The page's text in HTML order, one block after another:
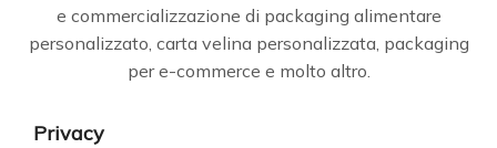
e commercializzazione di packaging alimentare
personalizzato, carta velina personalizzata, packaging
per e-commerce e molto altro.
Privacy